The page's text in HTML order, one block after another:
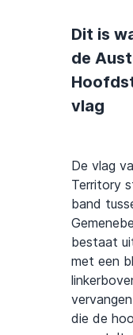
Dit is
de
vlag
De vlag
Territory
band
bestaat
met een
die de